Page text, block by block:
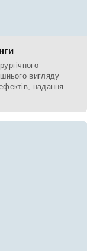
вигляду
надання